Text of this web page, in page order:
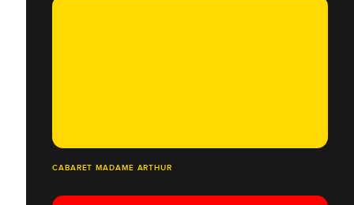
CABARET MADAME ARTHUR